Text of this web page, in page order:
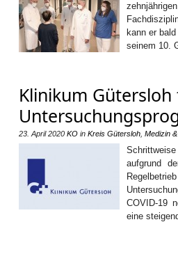
kann er
seinem 10.
Klinikum
23. April 2020 KO in Kreis Gütersloh Medizin
aufgrund
COVID-19
eine